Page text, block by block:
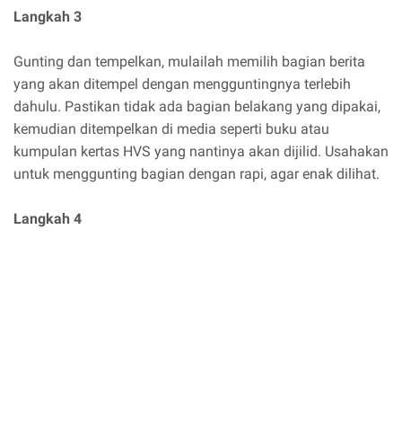
Langkah 3
Gunting dan tempelkan, mulailah memilih bagian berita
yang akan ditempel dengan mengguntingnya terlebih
dahulu. Pastikan tidak ada bagian belakang yang dipakai,
kemudian ditempelkan di media seperti buku atau
kumpulan kertas HVS yang nantinya akan dijilid. Usahakan
untuk menggunting bagian dengan rapi, agar enak dilihat.
Langkah 4